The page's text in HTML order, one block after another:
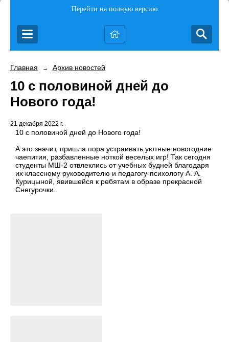
Перейти на полную версию
Главная → Архив новостей
10 с половиной дней до
Нового года!
21 декабря 2022 г.
10 с половиной дней до Нового года!
А это значит, пришла пора устраивать уютные новогодние
чаепития, разбавленные ноткой веселых игр! Так сегодня
студенты МШ-2 отвлеклись от учебных будней благодаря
их классному руководителю и педагогу-психологу А. А.
Курицыной, явившейся к ребятам в образе прекрасной
Снегурочки.